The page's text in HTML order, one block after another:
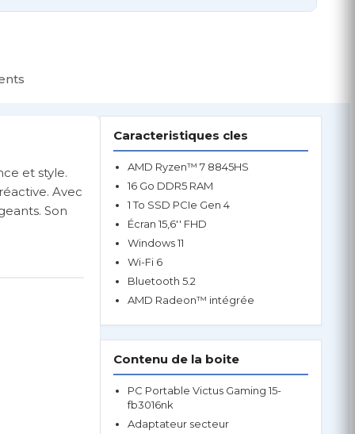
et style.
Avec
Son
Caracteristiques cles
AMD Ryzen™ 7 8845HS
16 Go DDR5 RAM
1 To SSD PCIe Gen 4
Écran 15,6'' FHD
Windows 11
Wi-Fi 6
Bluetooth 5.2
AMD Radeon™ intégrée
Contenu de la boite
PC Portable Victus Gaming 15-
fb3016nk
Adaptateur secteur